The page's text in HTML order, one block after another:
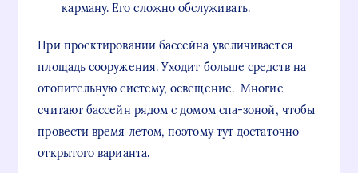
карману. Его сложно обслуживать.
При проектировании бассейна увеличивается
площадь сооружения. Уходит больше средств на
отопительную систему, освещение. Многие
считают бассейн рядом с домом спа-зоной, чтобы
провести время летом, поэтому тут достаточно
открытого варианта.